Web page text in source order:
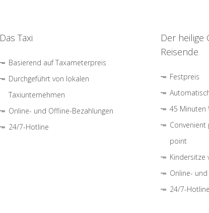
Das Taxi
Basierend auf Taxameterpreis
Durchgeführt von lokalen
Taxiunternehmen
Online- und Offline-Bezahlungen
24/7-Hotline
Der heilige
Reisende
Festpreis
45 Minuten
point
Kindersitze
Online-
24/7-Hotline